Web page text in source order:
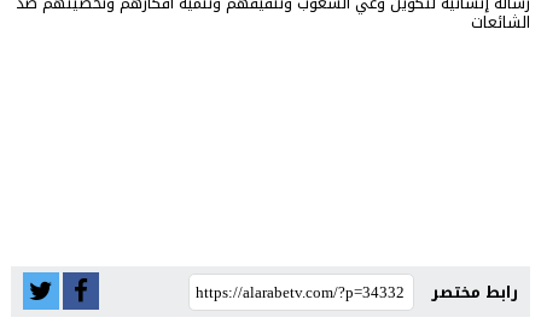
رابط مختصر